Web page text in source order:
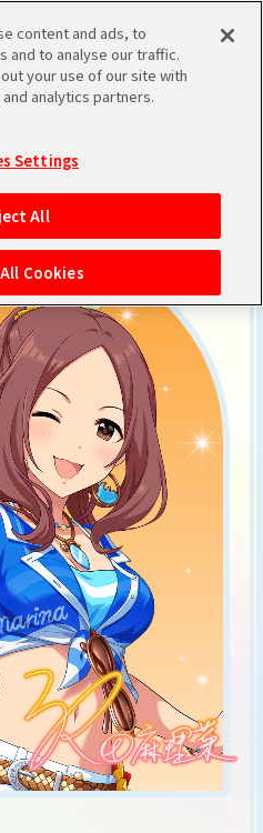
content and ads, to
and to analyse our traffic.
your use of our site with
analytics partners.
Settings
All
Cookies